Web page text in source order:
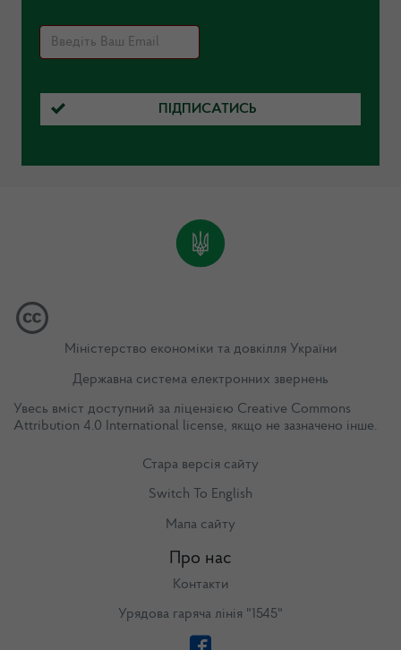
ПІДПИСАТИСЬ
Міністерство економіки та довкілля України
Державна система електронних звернень
Увесь вміст доступний за ліцензією Creative Commons
Attribution 4.0 International license, якщо не зазначено інше.
Стара версія сайту
Switch To English
Мапа сайту
Про нас
Контакти
Урядова гаряча лінія "1545"